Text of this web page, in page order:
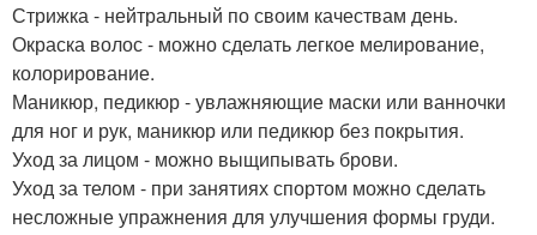
Стрижка - нейтральный по своим качествам день.
Окраска волос - можно сделать легкое мелирование,
колорирование.
Маникюр, педикюр - увлажняющие маски или ванночки
для ног и рук, маникюр или педикюр без покрытия.
Уход за лицом - можно выщипывать брови.
Уход за телом - при занятиях спортом можно сделать
несложные упражнения для улучшения формы груди.